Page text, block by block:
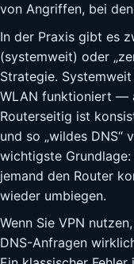
von Angriffen, bei
In der Praxis gibt es
(systemweit) oder
Strategie.
WLAN funktioniert —
Routerseitig ist
und so „wildes DNS“
wichtigste
jemand den Router
wieder umbiegen.
Wenn Sie VPN
DNS-Anfragen